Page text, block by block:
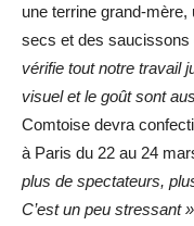
une terrine grand-
secs et des saucissons
vérifie tout notre travail
visuel et le goût sont
Comtoise devra
à Paris du 22 au 24
plus de spectateurs,
C’est un peu stressant